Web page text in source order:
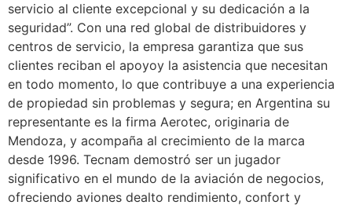
servicio al cliente excepcional y su dedicación a la
seguridad”. Con una red global de distribuidores y
centros de servicio, la empresa garantiza que sus
clientes reciban el apoyoy la asistencia que necesitan
en todo momento, lo que contribuye a una experiencia
de propiedad sin problemas y segura; en Argentina su
representante es la firma Aerotec, originaria de
Mendoza, y acompaña al crecimiento de la marca
desde 1996. Tecnam demostró ser un jugador
significativo en el mundo de la aviación de negocios,
ofreciendo aviones dealto rendimiento, confort y